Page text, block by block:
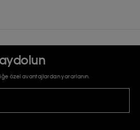
özel avantajlardan yararlanın.